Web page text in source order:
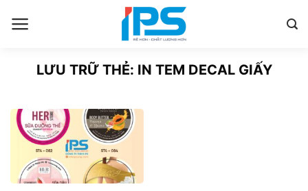
qua
LƯU TRỮ THẺ: IN TEM DECAL GIẤY